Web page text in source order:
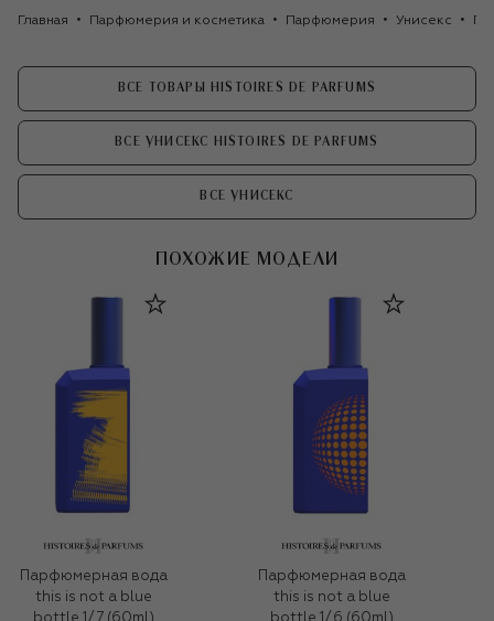
Главная Парфюмерия и косметика Парфюмерия Унисекс
ВСЕ ТОВАРЫ HISTOIRES DE PARFUMS
ВСЕ УНИСЕКС HISTOIRES DE PARFUMS
ВСЕ УНИСЕКС
ПОХОЖИЕ МОДЕЛИ
Парфюмерная вода
this is not a blue
bottle 1/.7 (60ml)
Парфюмерная вода
this is not a blue
bottle 1/.6 (60ml)